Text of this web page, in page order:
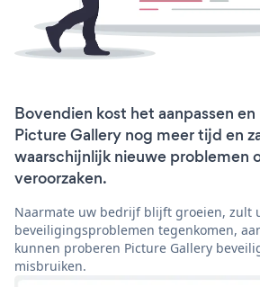
Bovendien kost het aanpassen
Picture Gallery nog meer tijd en
waarschijnlijk nieuwe problemen
veroorzaken.
Naarmate uw bedrijf blijft groeien, zult
beveiligingsproblemen tegenkomen,
kunnen proberen Picture Gallery
misbruiken.